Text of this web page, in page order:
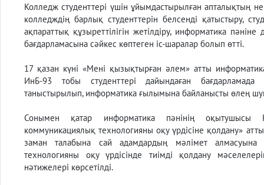
Колледж студенттері үшін ұйымдаcтырылған апталықтың
колледждің барлық студенттерін белсенді қатыстыру,
ақпараттық құзыреттілігін жетілдіру, информатика
бағдарламасына сәйкес көптеген іс-шаралар болып өтті.
17 қазан күні «Мені қызықтырған әлем» атты
ИнБ-93 тобы студенттері дайындаған
таныстырылып, информатика ғылымына байланысты өлең
Сонымен қатар информатика пәнінің оқытушысы
коммуникациялық технологияны оқу үрдісіне қолдану»
заман талабына сай адамдардың мәлімет алмасуына
технологияны оқу үрдісінде тиімді қолдану
нәтижелері көрсетілді.